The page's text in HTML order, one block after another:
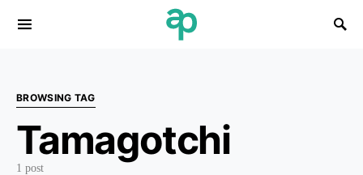
Search for:
BROWSING TAG
Tamagotchi
1 post